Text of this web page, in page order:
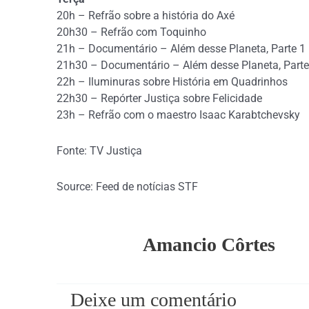
20h – Refrão sobre a história do Axé
20h30 – Refrão com Toquinho
21h – Documentário – Além desse Planeta, Parte 1
21h30 – Documentário – Além desse Planeta,
22h – Iluminuras sobre História em Quadrinhos
22h30 – Repórter Justiça sobre Felicidade
23h – Refrão com o maestro Isaac Karabtchevsky
Fonte: TV Justiça
Source: Feed de notícias STF
Amancio Côrtes
Deixe um comentário